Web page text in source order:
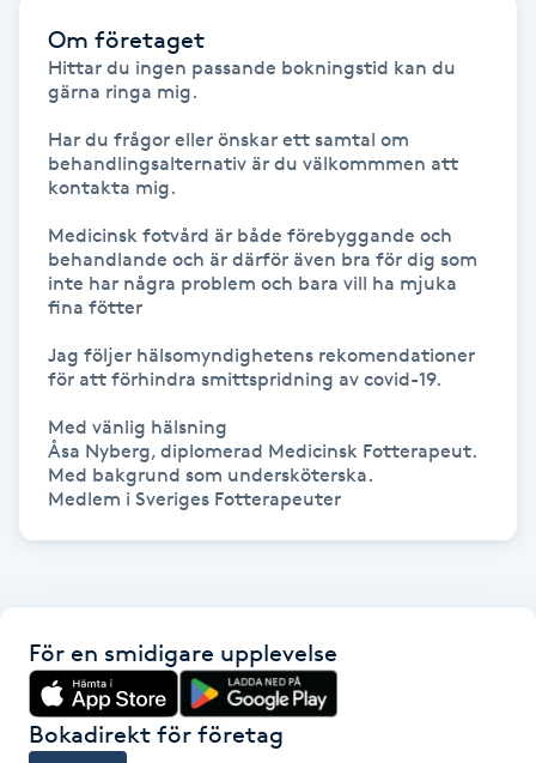
Gel naglar
Gelenaglar
Gellack med förstärkning
Gravidmassage
Gravidyoga
Gruppträning
Hatha Yoga
Headspa
Om företaget
Hittar du ingen passande bokningstid kan du
gärna ringa mig.
Har du frågor eller önskar ett samtal om
behandlingsalternativ är du välkommmen att
kontakta mig.
Medicinsk fotvård är både förebyggande och
behandlande och är därför även bra för dig som
inte har några problem och bara vill ha mjuka
fina fötter
Jag följer hälsomyndighetens rekomendationer
för att förhindra smittspridning av covid-19.
Med vänlig hälsning
Åsa Nyberg, diplomerad Medicinsk Fotterapeut.
Med bakgrund som undersköterska.
Medlem i Sveriges Fotterapeuter
För en smidigare upplevelse
Bokadirekt för företag